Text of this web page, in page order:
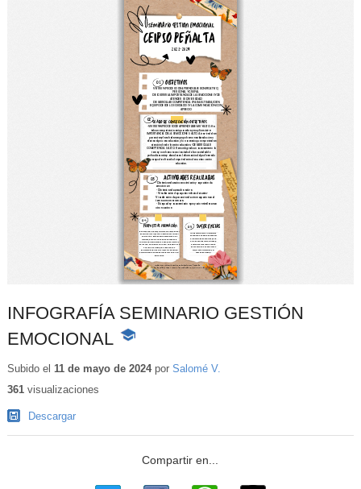
INFOGRAFÍA SEMINARIO GESTIÓN
EMOCIONAL -
educativo
Subido el 11 de mayo de 2024por Salomé V.
361visualizaciones
Descargar